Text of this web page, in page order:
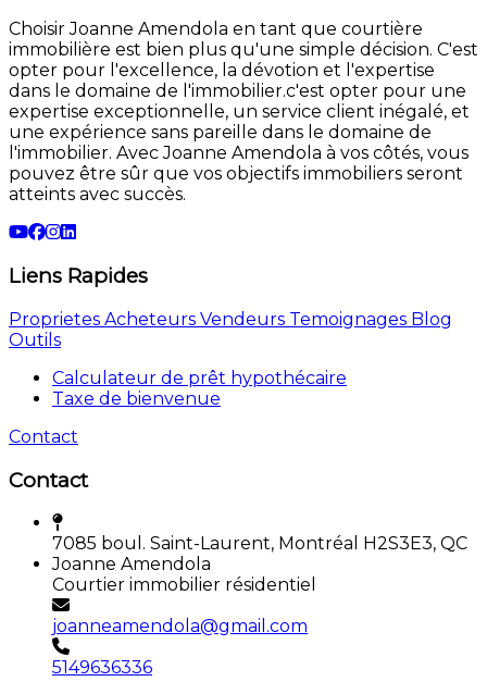
Choisir Joanne Amendola en tant que courtière
immobilière est bien plus qu'une simple décision. C'est
opter pour l'excellence, la dévotion et l'expertise
dans le domaine de l'immobilier.c'est opter pour une
expertise exceptionnelle, un service client inégalé, et
une expérience sans pareille dans le domaine de
l'immobilier. Avec Joanne Amendola à vos côtés, vous
pouvez être sûr que vos objectifs immobiliers seront
atteints avec succès.
Liens Rapides
Proprietes Acheteurs Vendeurs Temoignages Blog
Outils
Calculateur de prêt hypothécaire
Taxe de bienvenue
Contact
Contact
7085 boul. Saint-Laurent, Montréal H2S3E3, QC
Joanne Amendola
Courtier immobilier résidentiel
joanneamendola@gmail.com
5149636336